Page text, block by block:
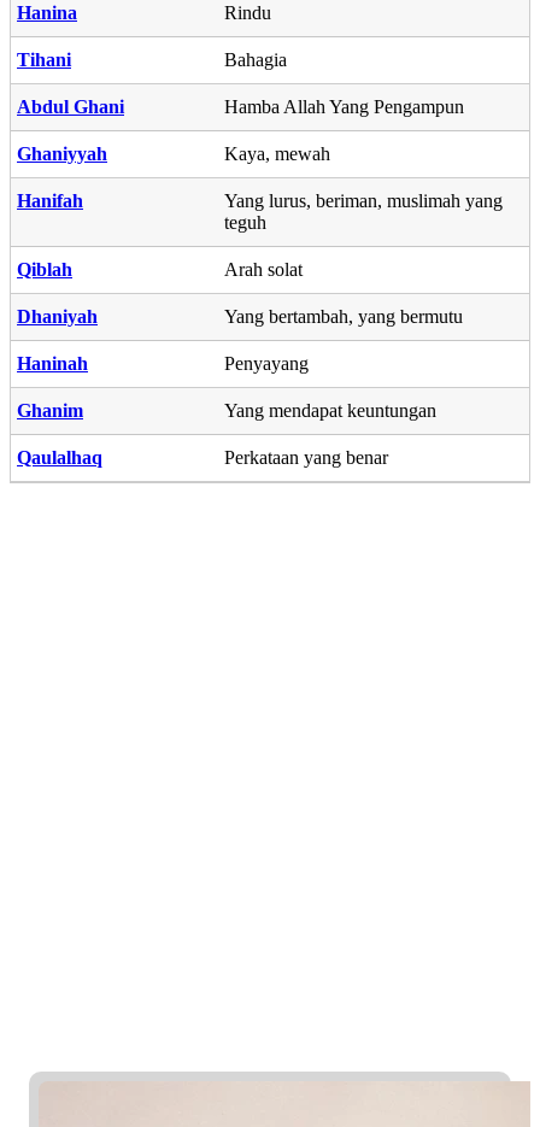
Hanina Rindu
Tihani Bahagia
Abdul Ghani Hamba Allah Yang Pengampun
Ghaniyyah Kaya, mewah
Hanifah
Yang lurus, beriman, muslimah yang
teguh
Qiblah Arah solat
Dhaniyah Yang bertambah, yang bermutu
Haninah Penyayang
Ghanim Yang mendapat keuntungan
Qaulalhaq Perkataan yang benar